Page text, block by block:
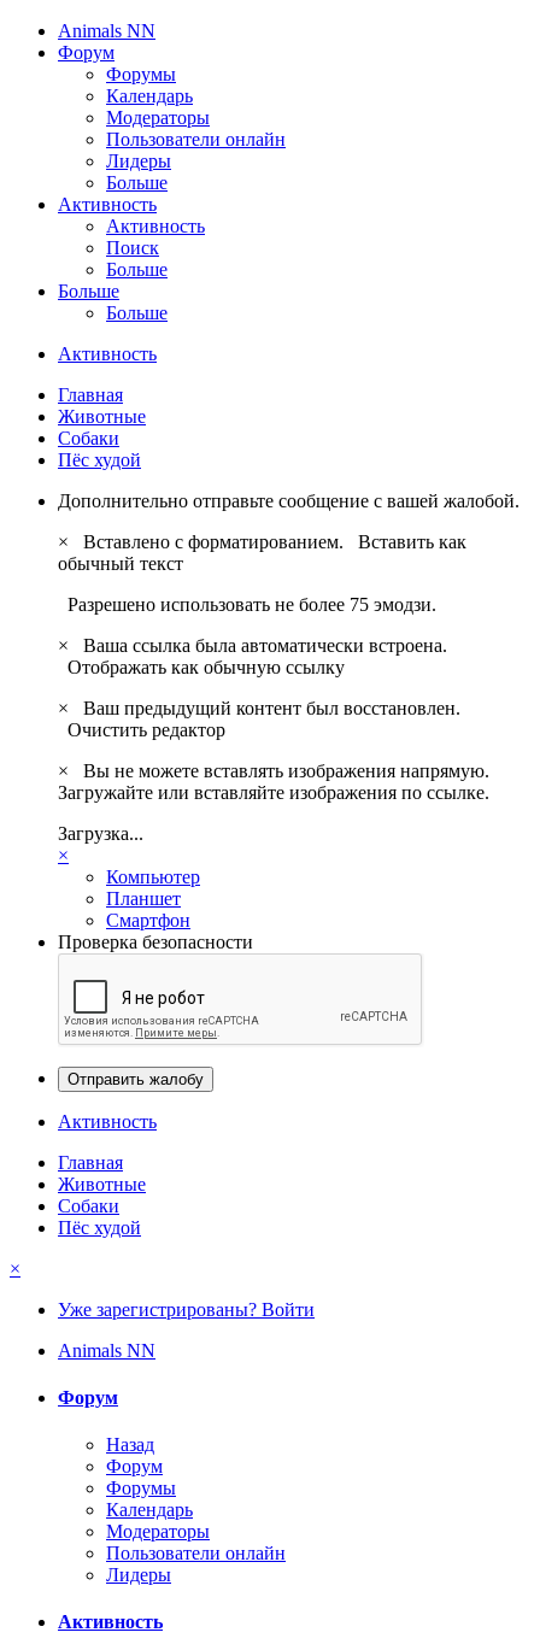
Animals NN
Форум
Форумы
Календарь
Модераторы
Пользователи онлайн
Лидеры
Больше
Активность
Активность
Поиск
Больше
Больше
Больше
Активность
Главная
Животные
Собаки
Пёс худой
Дополнительно отправьте сообщение с вашей жалобой.
×
Вставлено с форматированием. Вставить как
обычный текст
Разрешено использовать не более 75 эмодзи.
×
Ваша ссылка была автоматически встроена.
Отображать как обычную ссылку
×
Ваш предыдущий контент был восстановлен.
Очистить редактор
×
Вы не можете вставлять изображения напрямую.
Загружайте или вставляйте изображения по ссылке.
Загрузка...
×
Компьютер
Планшет
Смартфон
Проверка безопасности
Отправить жалобу
Активность
Главная
Животные
Собаки
Пёс худой
×
Уже зарегистрированы? Войти
Animals NN
Форум
Назад
Форум
Форумы
Календарь
Модераторы
Пользователи онлайн
Лидеры
Активность